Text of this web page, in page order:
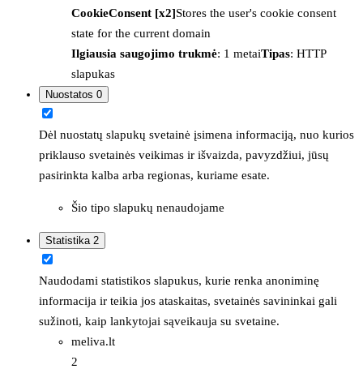
CookieConsent [x2]Stores the user's cookie consent
state for the current domain
Ilgiausia saugojimo trukmė: 1 metaiTipas: HTTP
slapukas
Nuostatos 0
Dėl nuostatų slapukų svetainė įsimena informaciją, nuo kurios
priklauso svetainės veikimas ir išvaizda, pavyzdžiui, jūsų
pasirinkta kalba arba regionas, kuriame esate.
Šio tipo slapukų nenaudojame
Statistika 2
Naudodami statistikos slapukus, kurie renka anoniminę
informacija ir teikia jos ataskaitas, svetainės savininkai gali
sužinoti, kaip lankytojai sąveikauja su svetaine.
meliva.lt
2